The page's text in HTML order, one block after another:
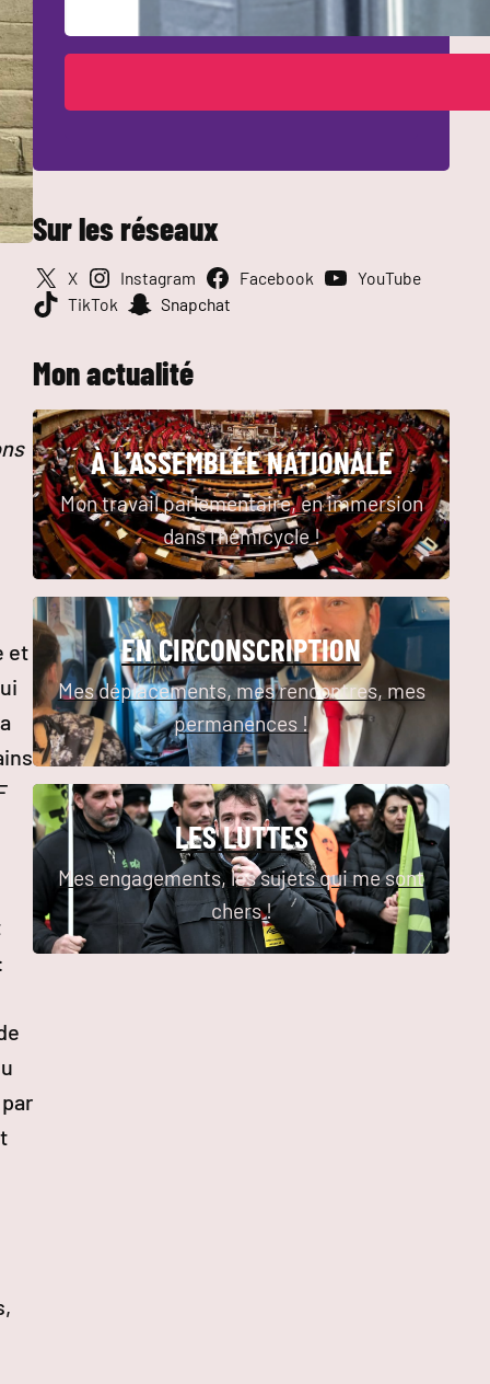
et
Sur les réseaux
X Instagram Facebook
YouTube
TikTok
Snapchat
Mon actualité
À L’ASSEMBLÉE NATIONALE
Mon travail parlementaire, en immersion
dans l’hémicycle !
EN CIRCONSCRIPTION
Mes déplacements, mes rencontres, mes
permanences !
LES LUTTES
Mes engagements, les sujets qui me sont
chers !